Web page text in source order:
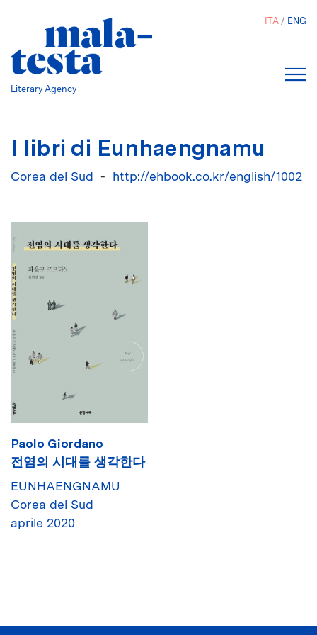
Literary Agency
ITA ENG
I libri di Eunhaengnamu
Corea del Sud http://ehbook.co.kr/english/1002
Paolo Giordano
전염의 시대를 생각한다
EUNHAENGNAMU
Corea del Sud
aprile 2020